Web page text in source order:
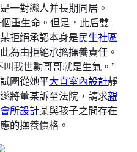
一對戀人并長期同居。
重生命。但是，此后雙
拒絕承認本身是民生社區
為由拒絕承擔撫養責任。
我世勳哥哥就是生氣。”
圖從她平大直室內設計靜
將董某訴至法院，請求親
會所設計某與孩子之間存在
的撫養價格。